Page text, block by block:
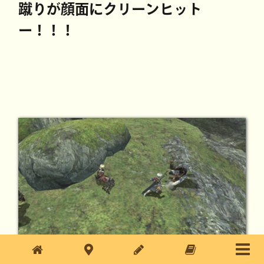
蹴りが顔面にクリーンヒット
ー！！！